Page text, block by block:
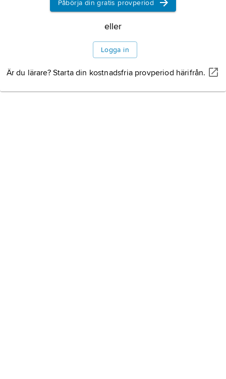
Påbörja din gratis provperiod
eller
Logga in
Är du lärare? Starta din kostnadsfria provperiod härifrån.